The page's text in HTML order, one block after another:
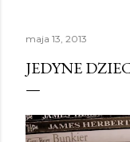
maja 13, 2013
JEDYNE